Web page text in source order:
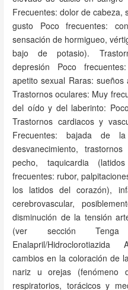
Frecuentes: dolor de cabeza,
gusto Poco frecuentes:
sensación de hormigueo,
bajo de potasio).
depresión Poco
apetito sexual Raras:
Trastornos oculares: Muy
del oído y del laberinto:
Trastornos cardiacos y
Frecuentes: bajada de
desvanecimiento,
pecho, taquicardia
frecuentes: rubor,
los latidos del corazón),
cerebrovascular,
disminución de la tensión
(ver sección
Enalapril/
cambios en la coloración de
nariz u orejas (fenómeno
respiratorios, torácicos y